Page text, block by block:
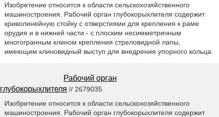
Изобретение относится к области сельскохозяйственного
машиностроения. Рабочий орган глубокорыхлителя содержит
криволинейную стойку с отверстиями для крепления к раме
орудия и в нижней части - с плоским несимметричным
многогранным клином крепления стреловидной лапы,
имеющим клиновидный выступ для внедрения упорного кольца.
Рабочий орган
глубокорыхлителя // 2679035
Изобретение относится к области сельскохозяйственного
машиностроения. Рабочий орган глубокорыхлителя содержит